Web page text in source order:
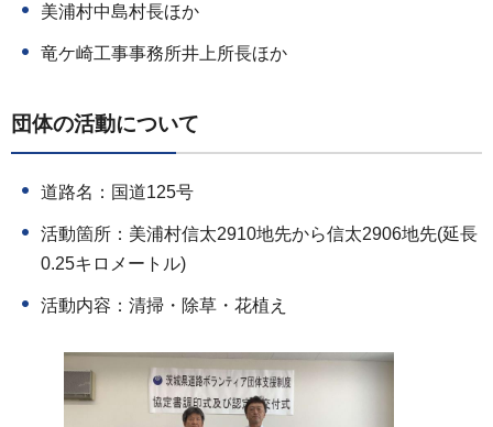
美浦村中島村長ほか
竜ケ崎工事事務所井上所長ほか
団体の活動について
道路名：国道125号
活動箇所：美浦村信太2910地先から信太2906地先(延長
0.25キロメートル)
活動内容：清掃・除草・花植え